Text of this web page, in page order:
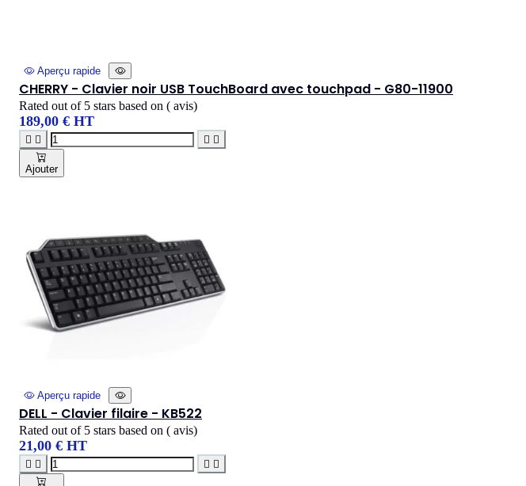
Aperçu rapide
CHERRY - Clavier noir USB TouchBoard avec touchpad - G80-11900
Rated out of 5 stars based on ( avis)
189,00 € HT
   
Ajouter
Aperçu rapide
DELL - Clavier filaire - KB522
Rated out of 5 stars based on ( avis)
21,00 € HT
   